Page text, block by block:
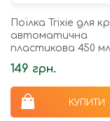
Поїлка Trixie для
автоматична
пластикова 450 мл
149 грн.
КУПИТИ